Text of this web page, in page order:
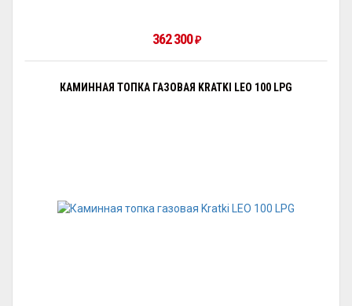
362 300₽
КАМИННАЯ ТОПКА ГАЗОВАЯ KRATKI LEO 100 LPG